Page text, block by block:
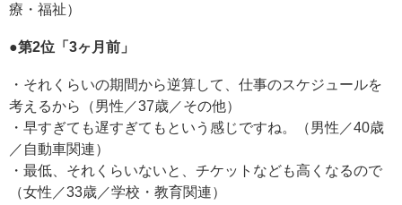
療・福祉）
●第2位「 3ヶ月前 」
・それくらいの期間から逆算して、仕事のスケジュールを
考えるから（男性／37歳／その他）
・早すぎても遅すぎてもという感じですね。（男性／40歳
／自動車関連）
・最低、それくらいないと、チケットなども高くなるので
（女性／33歳／学校・教育関連）